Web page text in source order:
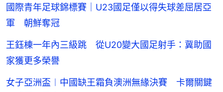
國際青年足球錦標賽｜U23國足僅以得失球差屈居亞
軍 朝鮮奪冠
王鈺棟一年內三級跳 從U20變大國足射手：冀助國
家獲更多榮譽
女子亞洲盃︱中國缺王霜負澳洲無緣決賽 卡爾關鍵